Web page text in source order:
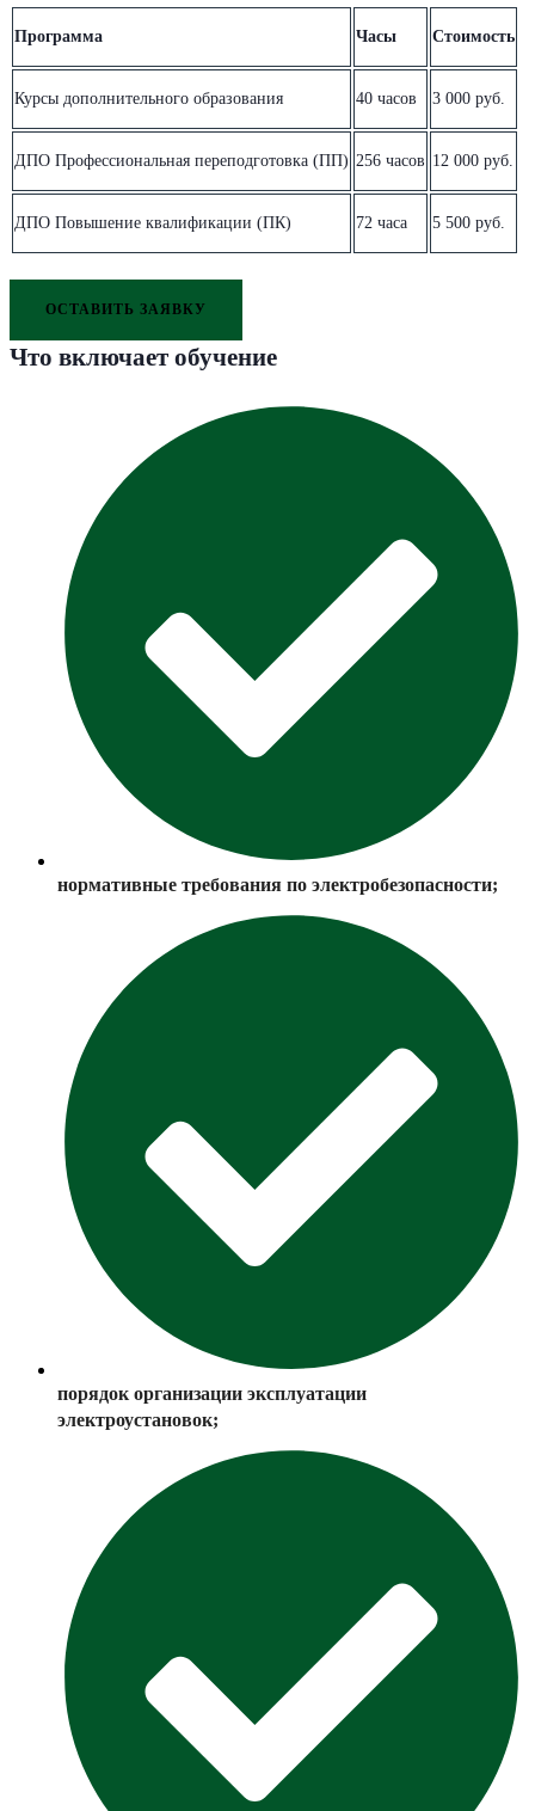
Программа Часы Стоимость
Курсы дополнительного образования 40 часов 3 000 руб.
ДПО Профессиональная переподготовка (ПП) 256 часов 12 000 руб.
ДПО Повышение квалификации (ПК) 72 часа 5 500 руб.
ОСТАВИТЬ ЗАЯВКУ
Что включает обучение
нормативные требования по электробезопасности;
порядок организации эксплуатации
электроустановок;